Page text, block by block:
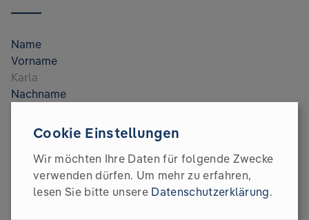
Name
Vorname
Nachname
Geschäftliche E-Mail Adresse
Unternehmensgröße
Deine Nachricht (Optional)
Cookie Einstellungen
Wir möchten Ihre Daten für folgende Zwecke
verwenden dürfen. Um mehr zu erfahren,
lesen Sie bitte unsere Datenschutzerklärung.